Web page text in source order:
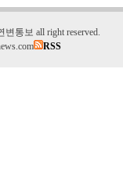
변통보 all right reserved.
RSS